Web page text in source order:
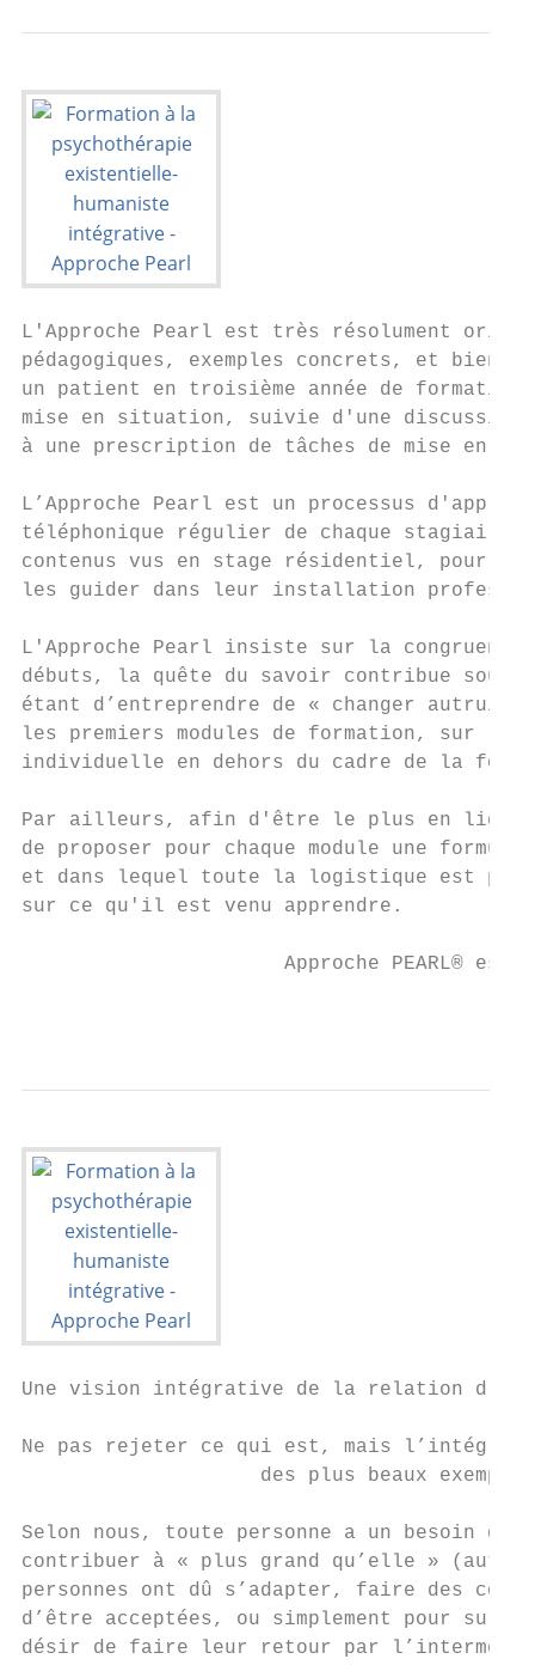
L'Approche Pearl est très résolument
pédagogiques, exemples concrets, et bien
un patient en troisième année de
mise en situation, suivie d'une
à une prescription de tâches de mise en
L’Approche Pearl est un processus
téléphonique régulier de chaque
contenus vus en stage résidentiel, pour
les guider dans leur installation
L'Approche Pearl insiste sur la
débuts, la quête du savoir contribue
étant d’entreprendre de « changer autrui
les premiers modules de formation, sur le
individuelle en dehors du cadre de la
Par ailleurs, afin d'être le plus en ligne
de proposer pour chaque module une
et dans lequel toute la logistique est
sur ce qu'il est venu apprendre.
Approche PEARL® est
Une vision intégrative de la relation
Ne pas rejeter ce qui est, mais l’intégrer
des plus beaux
Selon nous, toute personne a un besoin
contribuer à « plus grand qu’elle » (auto-
personnes ont dû s’adapter, faire des
d’être acceptées, ou simplement pour
désir de faire leur retour par